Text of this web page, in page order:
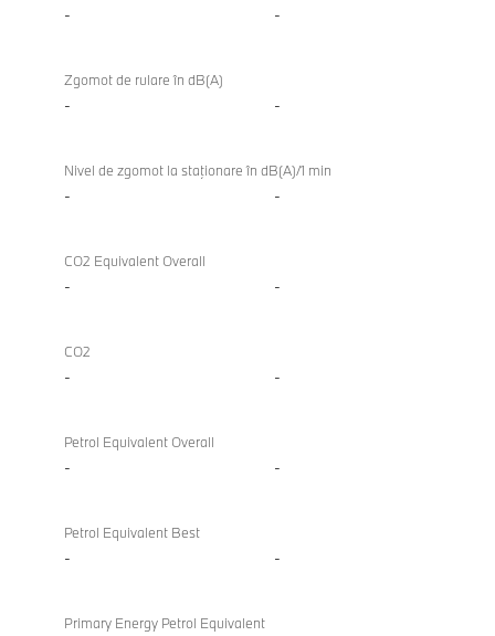
- -
Zgomot de rulare în dB(A)
- -
Nivel de zgomot la staţionare în dB(A)/1 min
- -
CO2 Equivalent Overall
- -
CO2
- -
Petrol Equivalent Overall
- -
Petrol Equivalent Best
- -
Primary Energy Petrol Equivalent